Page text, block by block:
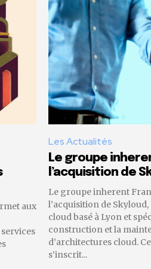
aux
Les Actualités
Le groupe
l’acquisition de
Le groupe inherent
l’acquisition de
cloud basé à Lyon et
construction et la
d’architectures cloud.
s’inscrit...